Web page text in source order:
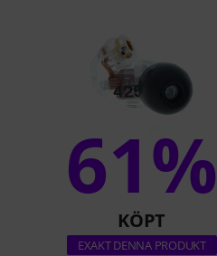
61%
KÖPT
EXAKT DENNA PRODUKT